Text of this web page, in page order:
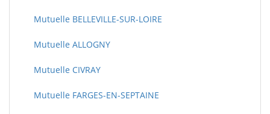
Mutuelle BELLEVILLE-SUR-LOIRE
Mutuelle ALLOGNY
Mutuelle CIVRAY
Mutuelle FARGES-EN-SEPTAINE